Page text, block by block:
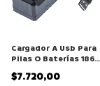
Cargador A Usb Para
Pilas O Baterías 18650
14500 26650
$7.720,00